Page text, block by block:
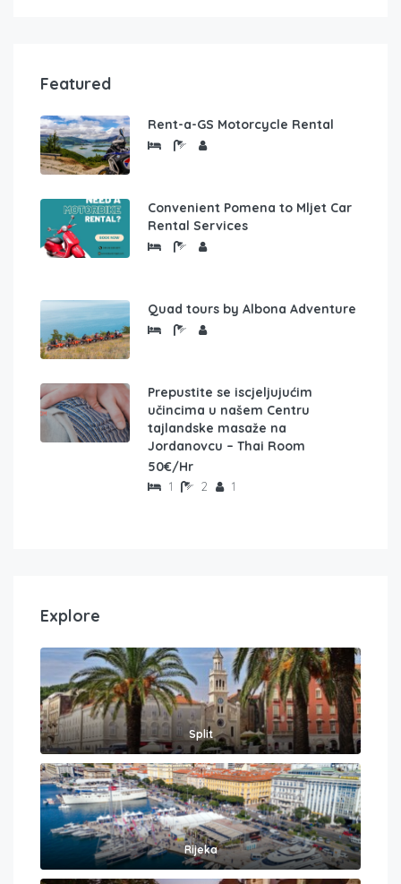
Featured
Rent-a-GS Motorcycle Rental
Convenient Pomena to Mljet Car
Rental Services
Quad tours by Albona Adventure
Prepustite se iscjeljujućim
učincima u našem Centru
tajlandske masaže na
Jordanovcu – Thai Room
50€/Hr
1 2 1
Explore
Split
Rijeka